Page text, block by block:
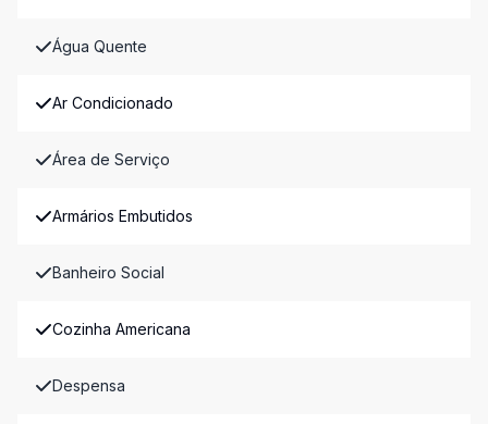
Água Quente
Ar Condicionado
Área de Serviço
Armários Embutidos
Banheiro Social
Cozinha Americana
Despensa